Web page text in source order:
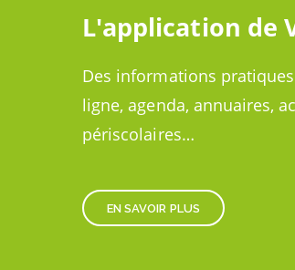
L'application de
Des informations
ligne, agenda, annuaires,
périscolaires…
EN SAVOIR PLUS